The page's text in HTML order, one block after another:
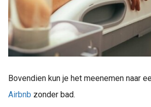
Bovendien kun je het meenemen naar
Airbnb zonder bad.